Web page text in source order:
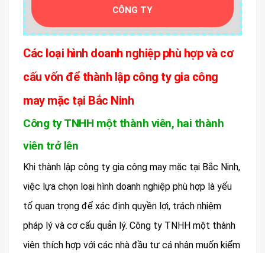
CÔNG TY
Các loại hình doanh nghiệp phù hợp và cơ
cấu vốn để thành lập công ty gia công
may mặc tại Bắc Ninh
Công ty TNHH một thành viên, hai thành
viên trở lên
Khi thành lập công ty gia công may mặc tại Bắc Ninh,
việc lựa chọn loại hình doanh nghiệp phù hợp là yếu
tố quan trọng để xác định quyền lợi, trách nhiệm
pháp lý và cơ cấu quản lý. Công ty TNHH một thành
viên thích hợp với các nhà đầu tư cá nhân muốn kiểm